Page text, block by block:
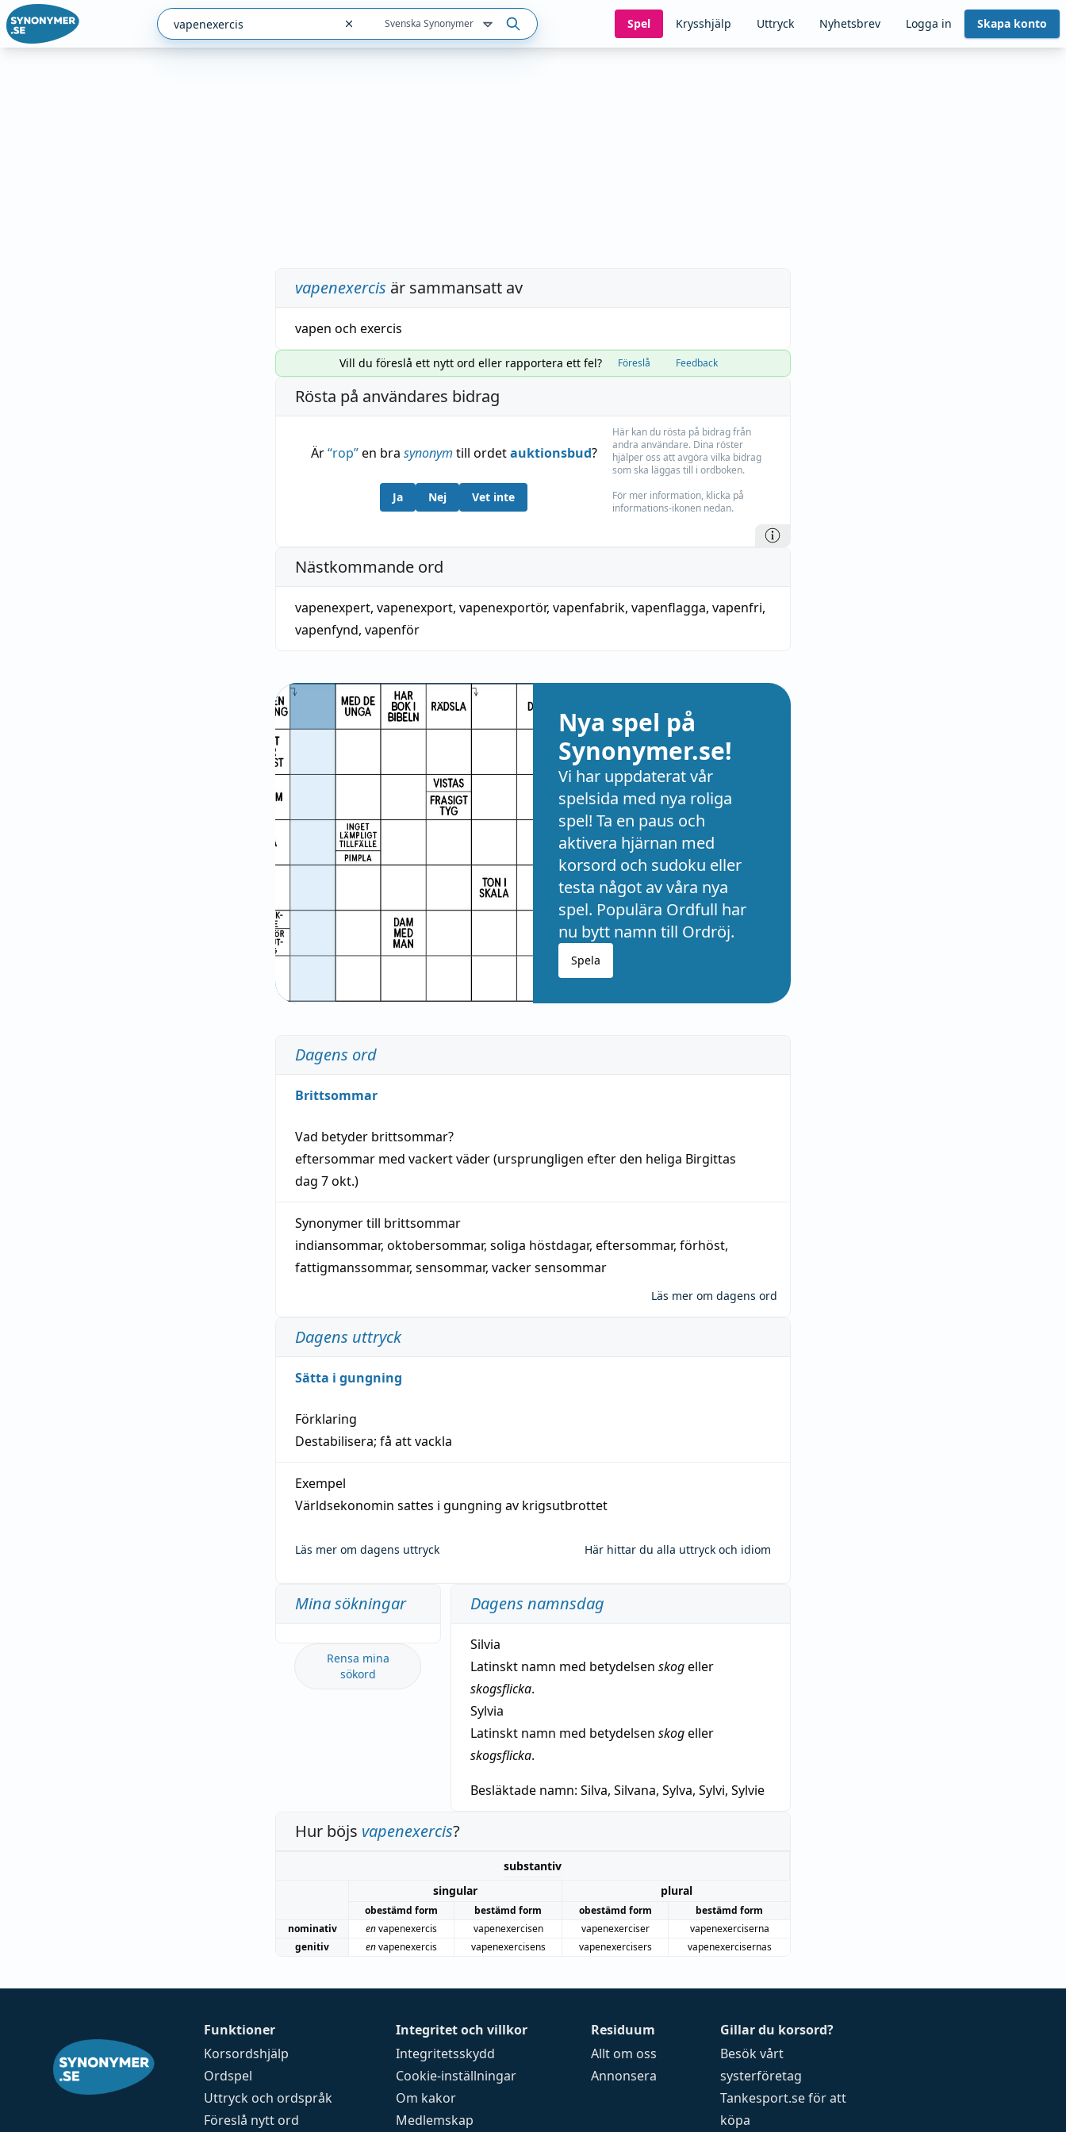
Svenska Synonymer Spel Krysshjälp Uttryck Nyhetsbrev Logga in Skapa konto
vapenexercis är sammansatt av
vapen och exercis
Vill du föreslå ett nytt ord eller rapportera ett fel? Föreslå Feedback
Rösta på användares bidrag
Är“rop”en bra synonym till ordetauktionsbud?
Ja Nej Vet inte
Här kan du rösta på bidrag från
andra användare. Dina röster
hjälper oss att avgöra vilka bidrag
som ska läggas till i ordboken.
För mer information, klicka på
informations-ikonen nedan.
Nästkommande ord
vapenexpert, vapenexport, vapenexportör, vapenfabrik, vapenflagga, vapenfri,
vapenfynd, vapenför
Nya spel på
Synonymer.se!
Vi har uppdaterat vår
spelsida med nya roliga
spel! Ta en paus och
aktivera hjärnan med
korsord och sudoku eller
testa något av våra nya
spel. Populära Ordfull har
nu bytt namn till Ordröj.
Spela
Dagens ord
Brittsommar
Vad betyder brittsommar?
eftersommar med vackertväder(ursprungligen efter den heliga Birgittas
dag 7 okt.)
Synonymer till brittsommar
indiansommar, oktobersommar, soliga höstdagar, eftersommar, förhöst,
fattigmanssommar, sensommar, vacker sensommar
Läs mer om dagens ord
Dagens uttryck
Sätta i gungning
Förklaring
Destabilisera; få att vackla
Exempel
Världsekonomin sattes i gungning av krigsutbrottet
Läs mer om dagens uttryck Här hittar du alla uttryck och idiom
Mina sökningar
Rensa mina
sökord
Dagens namnsdag
Silvia
Latinskt namn med betydelsen skogeller
skogsflicka.
Sylvia
Latinskt namn med betydelsen skogeller
skogsflicka.
Besläktade namn: Silva, Silvana, Sylva, Sylvi, Sylvie
Hur böjs vapenexercis?
substantiv
singular
plural
obestämd form bestämd form obestämd form
bestämd form
nominativ
envapenexercis vapenexercisen vapenexerciser
vapenexerciserna
genitiv
envapenexercis vapenexercisens vapenexercisers vapenexercisernas
Funktioner
Korsordshjälp
Ordspel
Uttryck och ordspråk
Föreslå nytt ord
Integritet och villkor
Integritetsskydd
Cookie-inställningar
Om kakor
Medlemskap
Residuum
Allt om oss
Annonsera
Gillar du korsord?
Besök vårt
systerföretag
Tankesport.seför att
köpa